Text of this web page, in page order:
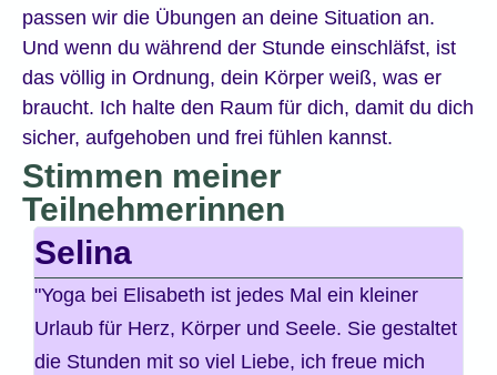
passen wir die Übungen an deine Situation an.
Und wenn du während der Stunde einschläfst, ist
das völlig in Ordnung, dein Körper weiß, was er
braucht. Ich halte den Raum für dich, damit du dich
sicher, aufgehoben und frei fühlen kannst.
Stimmen meiner
Teilnehmerinnen
Selina
"Yoga bei Elisabeth ist jedes Mal ein kleiner
Urlaub für Herz, Körper und Seele. Sie gestaltet
die Stunden mit so viel Liebe, ich freue mich